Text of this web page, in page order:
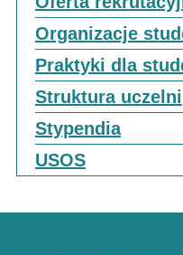
Organizacje
Praktyki dla
Struktura uczelni
Stypendia
USOS